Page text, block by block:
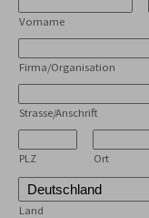
Vorname
Firma/Organisation
Strasse/Anschrift
PLZ Ort
Land